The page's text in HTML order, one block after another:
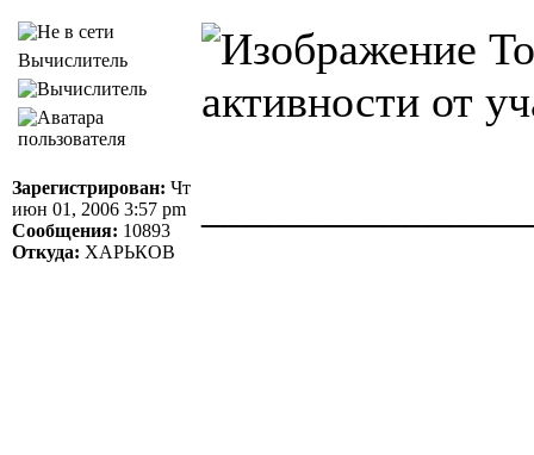
Вычислитель
Зарегистрирован: Чт
июн 01, 2006 3:57 pm
Сообщения: 10893
Откуда: ХАРЬКОВ
активности от